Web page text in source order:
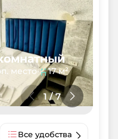
место• 17 м²
1/7
Все удобства